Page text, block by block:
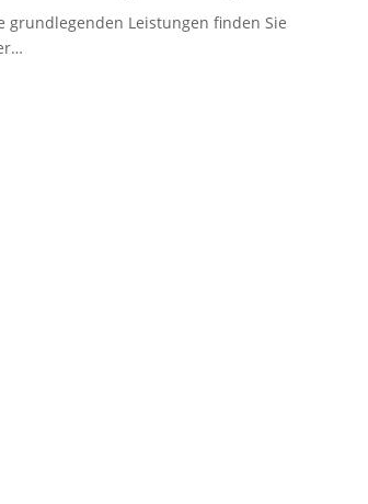
grundlegenden Leistungen finden Sie